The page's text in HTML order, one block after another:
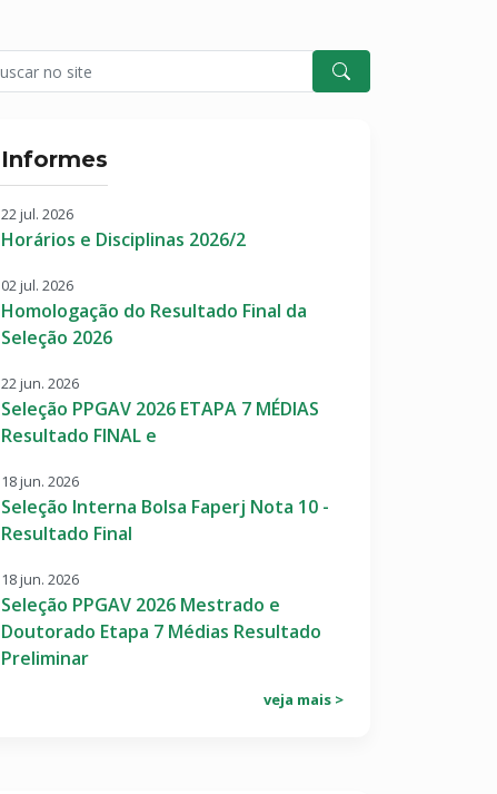
Informes
22 jul. 2026
Horários e Disciplinas 2026/2
02 jul. 2026
Homologação do Resultado Final da
Seleção 2026
22 jun. 2026
Seleção PPGAV 2026 ETAPA 7 MÉDIAS
Resultado FINAL e
18 jun. 2026
Seleção Interna Bolsa Faperj Nota 10 -
Resultado Final
18 jun. 2026
Seleção PPGAV 2026 Mestrado e
Doutorado Etapa 7 Médias Resultado
Preliminar
veja mais >